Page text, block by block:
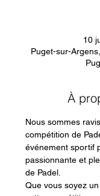
10
Puget-sur-
À
Nous sommes
compétition de
événement sportif
passionnante et
de Padel.
Que vous soyez